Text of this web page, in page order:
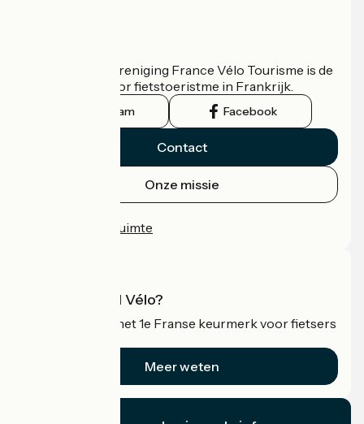
De nationale vereniging France Vélo Tourisme is de
officiële gids voor fietstoeristme in Frankrijk.
Instagram Facebook
Contact
Onze missie
Professionele ruimte
Wat is Accueil Vélo?
Accueil Vélo is het 1e Franse keurmerk voor fietsers
Meer weten